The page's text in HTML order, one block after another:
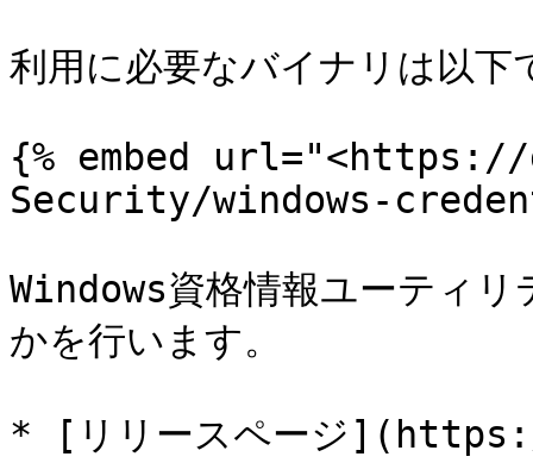
利用に必要なバイナリは以下
{% embed
Security/windows-
Windows資格情報ユーティ
かを行います。
* [リリースページ